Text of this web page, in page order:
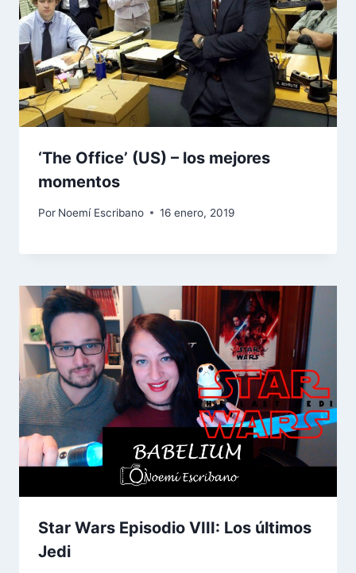
‘The Office’ (US) – los mejores
momentos
Por Noemí Escribano 16 enero, 2019
Star Wars Episodio VIII: Los últimos
Jedi